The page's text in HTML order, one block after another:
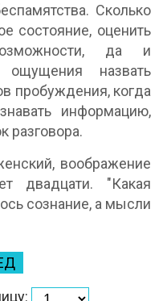
Сколько
состояние, оценить
да и
ощущения назвать
пробуждения, когда
информацию,
разговора.
воображение
двадцати. "Какая
сознание, а мысли